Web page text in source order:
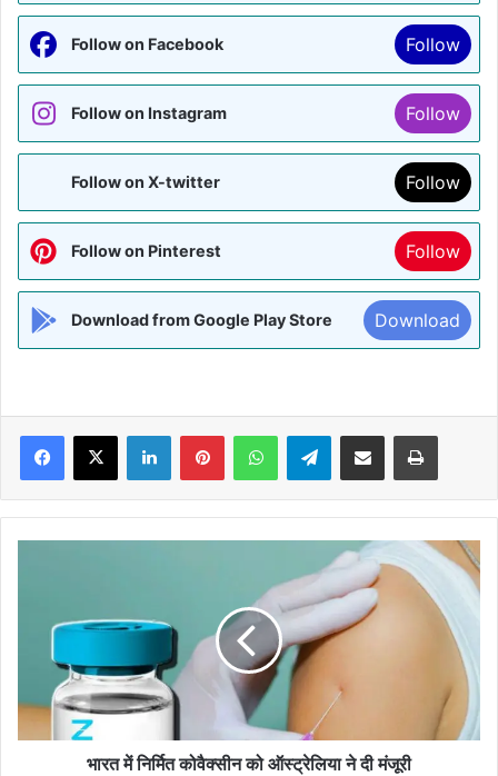
Follow on Facebook Follow
Follow on Instagram Follow
Follow on X-twitter Follow
Follow on Pinterest Follow
Download from Google Play Store Download
Facebook
X LinkedInPinterestWhatsAppTelegramShare via Email Print
कोवैक्सीन
ऑस्ट्रेलिया
दी
मंजूरी
भारत में निर्मित कोवैक्सीन को ऑस्ट्रेलिया ने दी मंजूरी